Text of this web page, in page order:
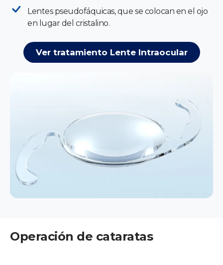
Lentes pseudofáquicas, que se colocan en el ojo
en lugar del cristalino.
Ver tratamiento Lente Intraocular
Operación de cataratas